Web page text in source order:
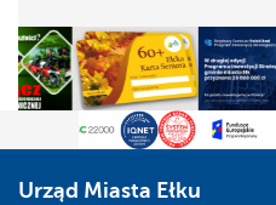
Urząd Miasta Ełku